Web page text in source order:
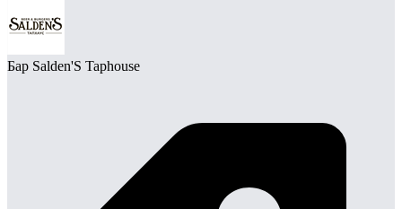
Бар Salden'S Taphouse